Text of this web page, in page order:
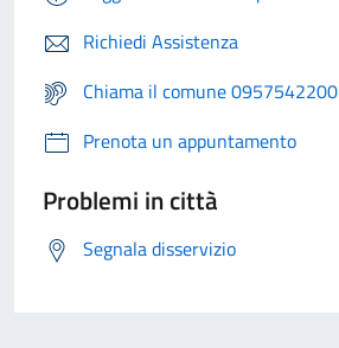
Richiedi Assistenza
Chiama il comune 0957542200
Prenota un appuntamento
Problemi in città
Segnala disservizio